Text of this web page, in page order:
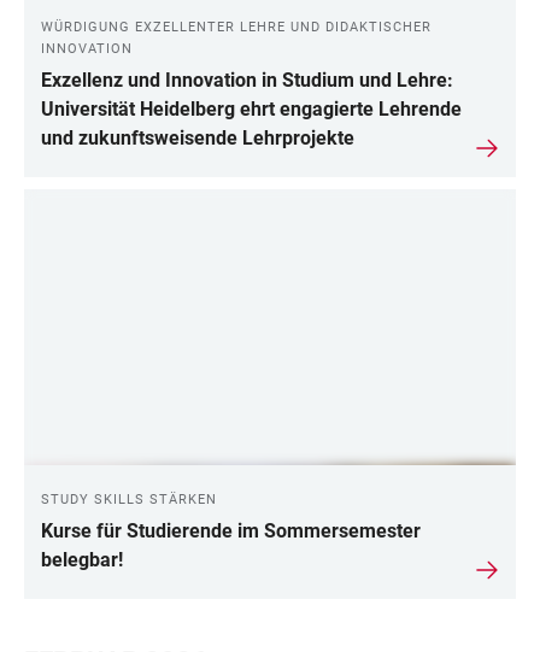
WÜRDIGUNG EXZELLENTER LEHRE UND DIDAKTISCHER
INNOVATION
Exzellenz und Innovation in Studium und Lehre:
Universität Heidelberg ehrt engagierte Lehrende
und zukunftsweisende Lehrprojekte
STUDY SKILLS STÄRKEN
Kurse für Studierende im Sommersemester
belegbar!